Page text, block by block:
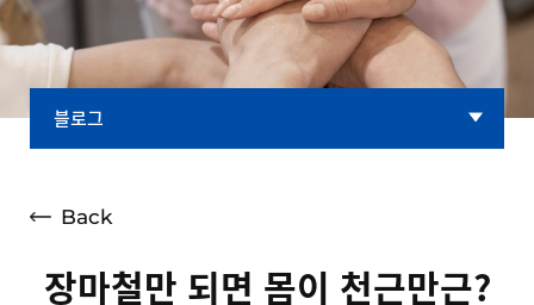
블로그
Back
장마철만 되면 몸이 천근만근?